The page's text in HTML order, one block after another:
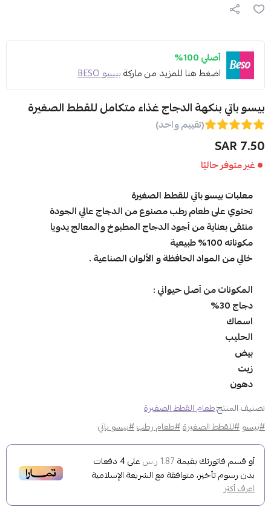
أصلي 100%
اضغط هنا للمزيد من ماركةبيسو BESO
بيسو باتي بنكهة الدجاج غذاء متكامل للقطط الصغيرة
(تقييم واحد)
7.50 SAR
غير متوفر حاليًا
معلبات بيسو باتي للقطط الصغيرة
تحتوي على طعام رطب مصنوع من الدجاج عالي الجودة
منتقى بعناية من أجود الدجاج المطبوخ والمعالج يدويا
مكوناته 100% طبيعية
خالي من المواد الحافظة و الألوان الصناعية .
المكونات من أصل حيواني :
دجاج 30%
اسماك
الحليب
بيض
زيت
دهون
تصنيف المنتج:طعام القطط الصغيرة
#بيسو#للقطط الصغيرة#طعام رطب#بيسو باتي
أو قسم فاتورتك بقيمة 1.87 ر.س على4 دفعات
بدون رسوم تأخير، متوافقة مع الشريعة الإسلامية
اعرف أكثر